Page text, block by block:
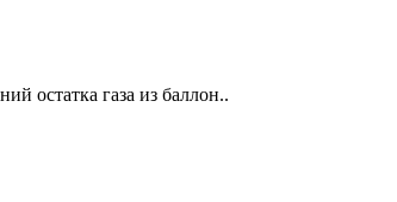
остатка газа из баллон..